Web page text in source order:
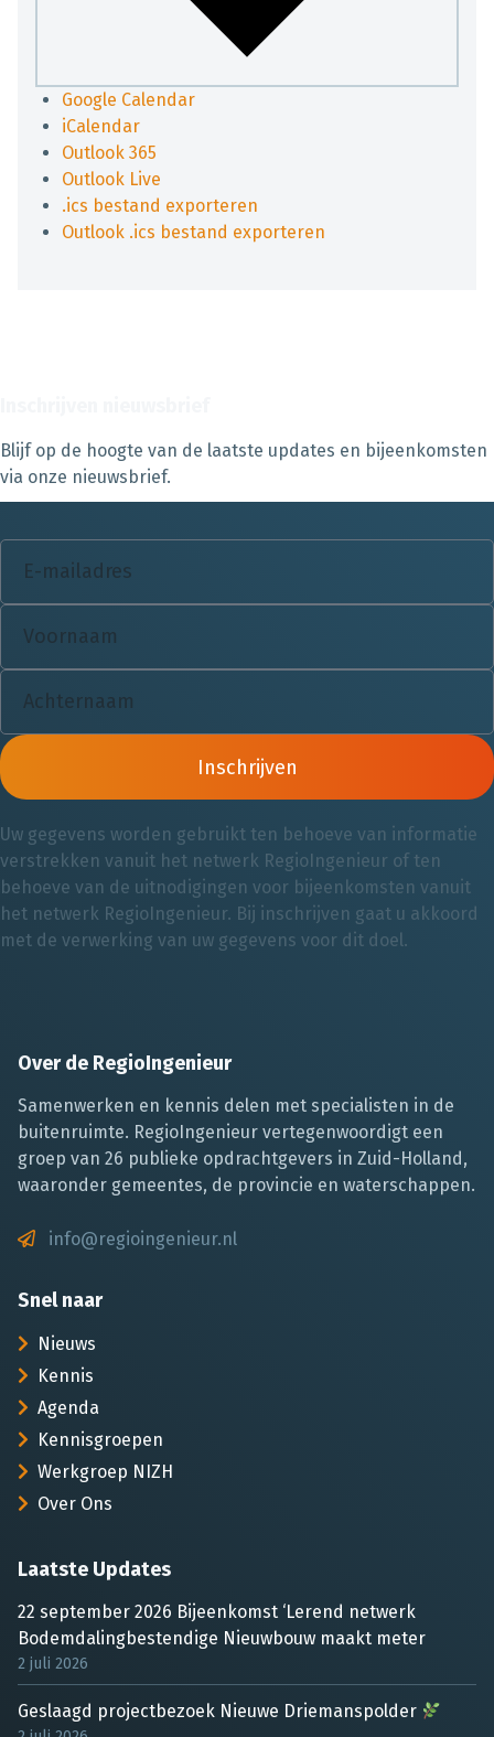
Google Calendar
iCalendar
Outlook 365
Outlook Live
.ics bestand exporteren
Outlook .ics bestand exporteren
Blijf op de hoogte van de laatste updates en bijeenkomsten
via onze nieuwsbrief.
Inschrijven
Uw gegevens worden gebruikt ten behoeve van informatie
verstrekken vanuit het netwerk RegioIngenieur of ten
behoeve van de uitnodigingen voor bijeenkomsten vanuit
het netwerk RegioIngenieur. Bij inschrijven gaat u akkoord
met de verwerking van uw gegevens voor dit doel.
Over de RegioIngenieur
Samenwerken en kennis delen met specialisten in de
buitenruimte. RegioIngenieur vertegenwoordigt een
groep van 26 publieke opdrachtgevers in Zuid-Holland,
waaronder gemeentes, de provincie en waterschappen.
info@regioingenieur.nl
Snel naar
Nieuws
Kennis
Agenda
Kennisgroepen
Werkgroep NIZH
Over Ons
Laatste Updates
22 september 2026 Bijeenkomst ‘Lerend netwerk
Bodemdalingbestendige Nieuwbouw maakt meter
2 juli 2026
Geslaagd projectbezoek Nieuwe Driemanspolder